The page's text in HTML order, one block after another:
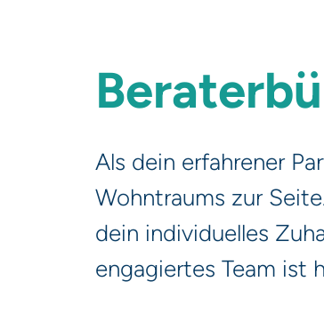
Als dein erfahrener
Wohntraums zur
dein individuelles
engagiertes Team ist